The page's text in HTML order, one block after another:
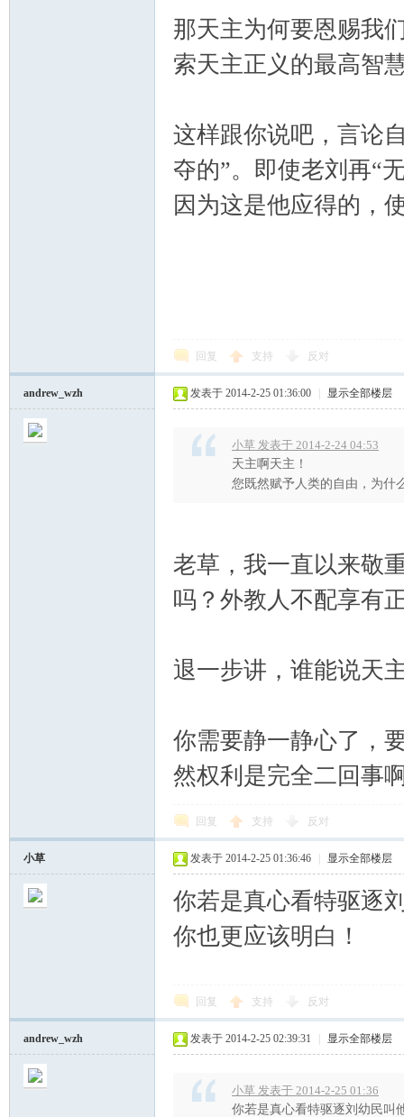
那天主为何要恩赐我
索天主正义的最高智
这样跟你说吧，言论
夺的”。即使老刘再“
因为这是他应得的，
回复 支持 反对
andrew_wzh 发表于 2014-2-25 01:36:00 显示全部楼层
小草 发表于 2014-2-24 04:53
天主啊天主！
您既然赋予人类的自由，为什
老草，我一直以来敬
吗？外教人不配享有
退一步讲，谁能说天
你需要静一静心了，
然权利是完全二回事
回复 支持 反对
小草 发表于 2014-2-25 01:36:46 显示全部楼层
你若是真心看特驱逐
你也更应该明白！
回复 支持 反对
andrew_wzh 发表于 2014-2-25 02:39:31 显示全部楼层
小草 发表于 2014-2-25 01:36
你若是真心看特驱逐刘幼民叫